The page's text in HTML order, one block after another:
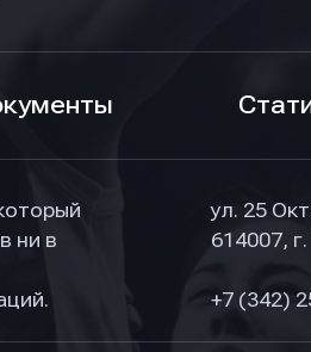
ни в
ул. 25
614007,
+7 (342)